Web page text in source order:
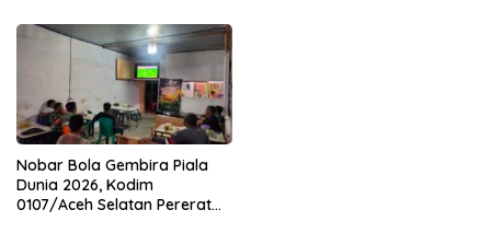
0104/Atim
Nobar Bola Gembira Piala
Dunia 2026, Kodim
0107/Aceh Selatan Pererat